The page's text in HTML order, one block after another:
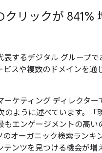
クリックが
表するデジタル グループ
ビスや複数のドメインを
ーケティング ディレクター
のように述べています。「
もエンゲージメントの高い
のオーガニック検索ランキ
テンツを見つける機会が増